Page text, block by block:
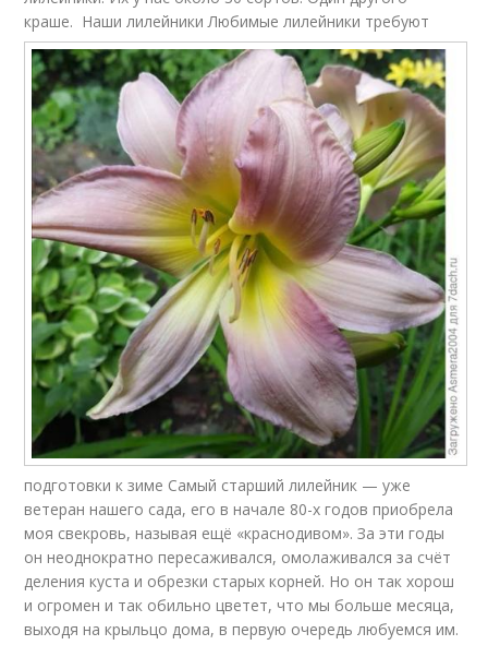
краше. Наши лилейники Любимые лилейники требуют
подготовки к зиме Самый старший лилейник — уже
ветеран нашего сада, его в начале 80-х годов приобрела
моя свекровь, называя ещё «краснодивом». За эти годы
он неоднократно пересаживался, омолаживался за счёт
деления куста и обрезки старых корней. Но он так хорош
и огромен и так обильно цветет, что мы больше месяца,
выходя на крыльцо дома, в первую очередь любуемся им.